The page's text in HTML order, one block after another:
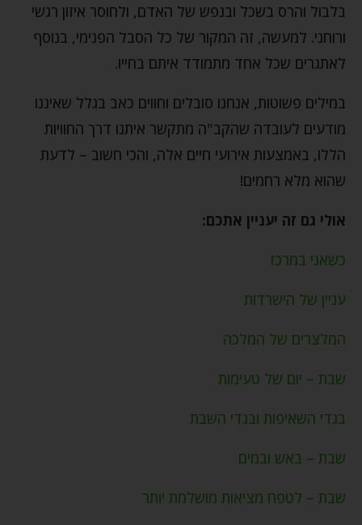
בלבול והרס בשכל ובנפש של האדם, ולחוסר איזון רגשי
ורוחני. למעשה, זה המקור של כל הסבל הפנימי, בנוסף
לאתגרים שכל אחד מתמודד איתם בחייו.
במילים פשוטות, אנחנו סובלים וחווים כאב בגלל שאיננו
מודעים לעובדה שהקב"ה מתקשר איתנו דרך החוויות
הללו, באמצעות אירועי חיים אלה, והכי חשוב – לדעת
שהוא מלא רחמים!
אולי גם זה יעניין אתכם:
כשאני במרכז
עניין של הישרדות
המלצרים של המלכה
שבת – יום של טעימות
בגדי השאיפות ובגדי השבת
שבת – באש ובמים
שבת – לטפח מציאות מושלמת יותר